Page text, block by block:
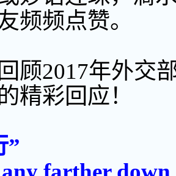
频频点赞。
顾2017年外交
精彩回应！
”